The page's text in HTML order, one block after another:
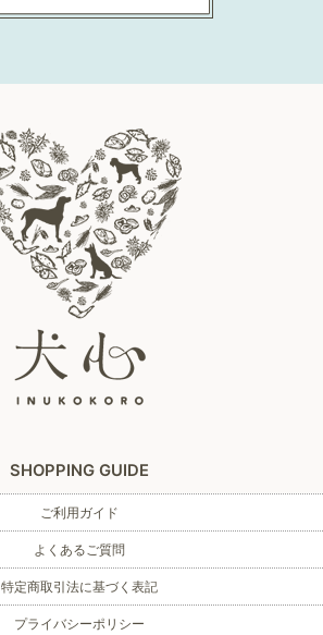
SHOPPING GUIDE
ご利用ガイド
よくあるご質問
特定商取引法に基づく表記
プライバシーポリシー